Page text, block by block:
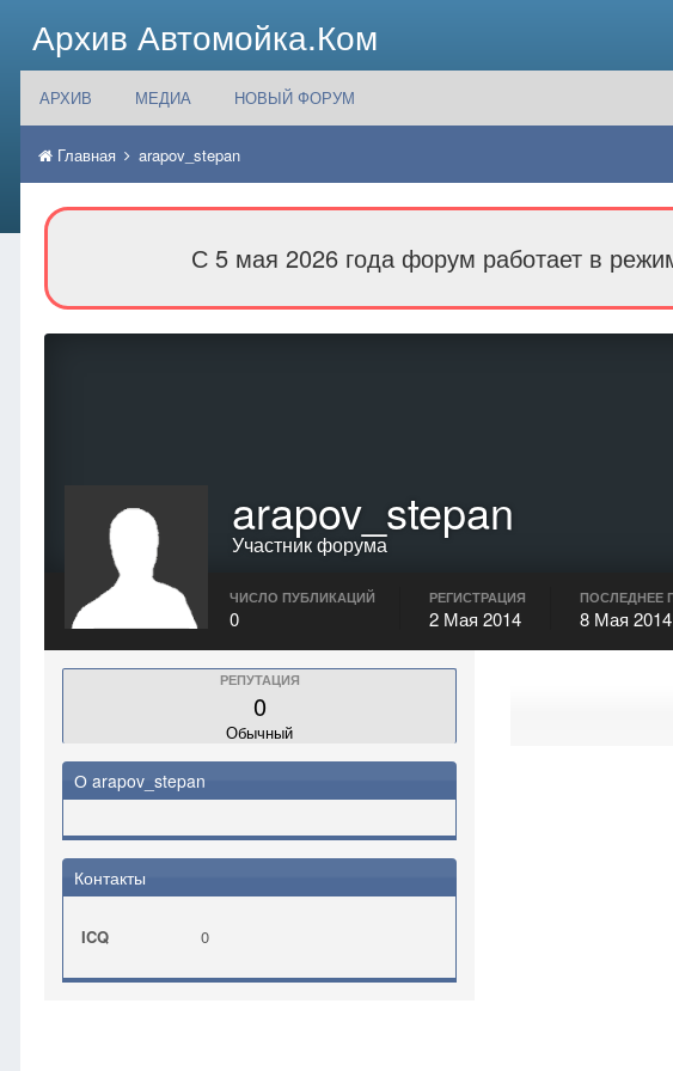
Архив Автомойка.Ком
АРХИВ МЕДИА НОВЫЙ ФОРУМ
Главная arapov_stepan
С 5 мая 2026 года форум работает в
arapov_stepan
Участник форума
ЧИСЛО ПУБЛИКАЦИЙ
0
РЕГИСТРАЦИЯ
2 Мая 2014
ПОСЛЕДНЕЕ
8 Мая 2014
РЕПУТАЦИЯ
0
Обычный
О arapov_stepan
Контакты
ICQ 0